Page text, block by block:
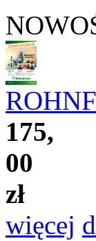
175,
00
zł
więcej